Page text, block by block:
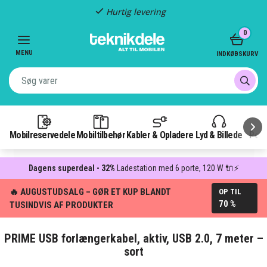
Hurtig levering
MENU
Mobilreservedele Mobiltilbehør Kabler & Opladere Lyd & Billede
0
INDKØBSKURV
Dagens superdeal - 32% Ladestation med 6 porte, 120 W 🔌⚡
🔥 AUGUSTUDSALG – GØR ET KUP BLANDT
TUSINDVIS AF PRODUKTER
OP TIL
70 %
PRIME USB forlængerkabel, aktiv, USB 2.0, 7 meter –
sort